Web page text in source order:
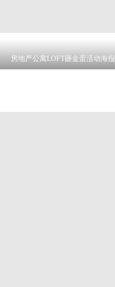
房地产公寓LOFT砸金蛋活动海报